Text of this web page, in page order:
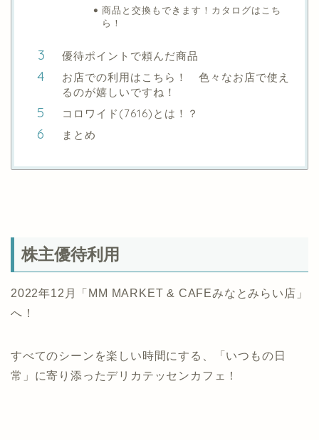
商品と交換もできます！カタログはこち
ら！
優待ポイントで頼んだ商品
お店での利用はこちら！ 色々なお店で使え
るのが嬉しいですね！
コロワイド(7616)とは！？
まとめ
株主優待利用
2022年12月「MM MARKET & CAFEみなとみらい店」
へ！
すべてのシーンを楽しい時間にする、「いつもの日
常」に寄り添ったデリカテッセンカフェ！